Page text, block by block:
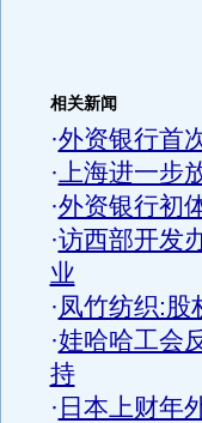
相关新闻
·外资银行首
·上海进一步
·外资银行初
·访西部开发
业
·凤竹纺织:股
·娃哈哈工会
持
· 日本上财年